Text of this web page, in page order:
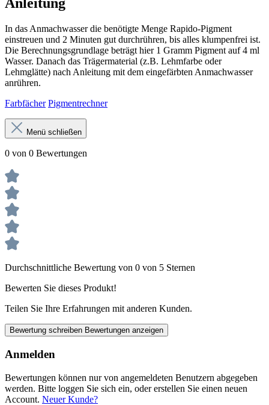
Anleitung
In das Anmachwasser die benötigte Menge Rapido-Pigment
einstreuen und 2 Minuten gut durchrühren, bis alles klumpenfrei ist.
Die Berechnungsgrundlage beträgt hier 1 Gramm Pigment auf 4 ml
Wasser. Danach das Trägermaterial (z.B. Lehmfarbe oder
Lehmglätte) nach Anleitung mit dem eingefärbten Anmachwasser
anrühren.
Farbfächer Pigmentrechner
Menü schließen
0 von 0 Bewertungen
Durchschnittliche Bewertung von 0 von 5 Sternen
Bewerten Sie dieses Produkt!
Teilen Sie Ihre Erfahrungen mit anderen Kunden.
Bewertung schreiben Bewertungen anzeigen
Anmelden
Bewertungen können nur von angemeldeten Benutzern abgegeben
werden. Bitte loggen Sie sich ein, oder erstellen Sie einen neuen
Account. Neuer Kunde?